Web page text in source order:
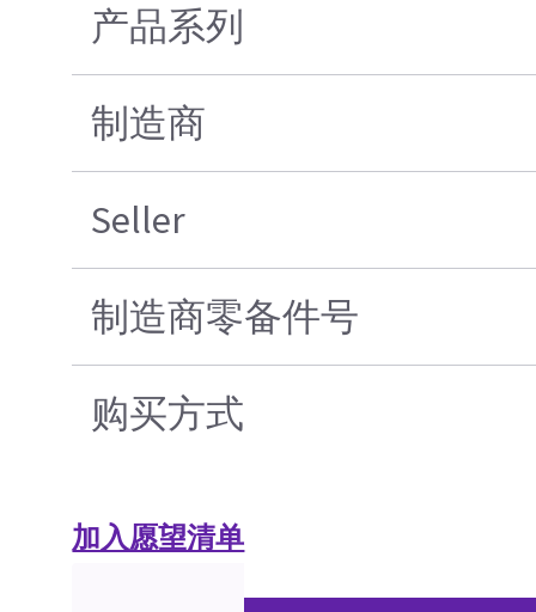
产品系列
制造商
Seller
制造商零备件号
购买方式
加入愿望清单